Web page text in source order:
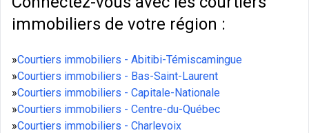
immobiliers de votre région :
»Courtiers immobiliers - Abitibi-Témiscamingue
»Courtiers immobiliers - Bas-Saint-Laurent
»Courtiers immobiliers - Capitale-Nationale
»Courtiers immobiliers - Centre-du-Québec
»Courtiers immobiliers - Charlevoix